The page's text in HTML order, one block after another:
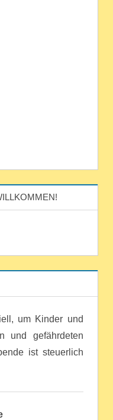
um Kinder und
und gefährdeten
ist steuerlich